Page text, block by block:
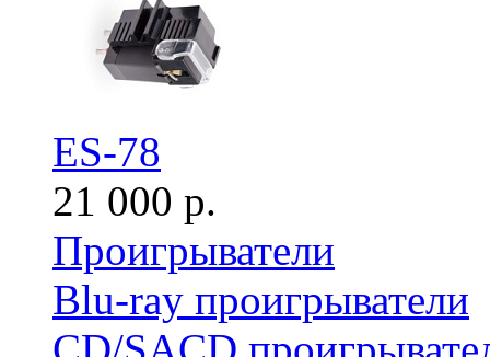
ES-78
21 000 р.
Проигрыватели
Blu-ray проигрыватели